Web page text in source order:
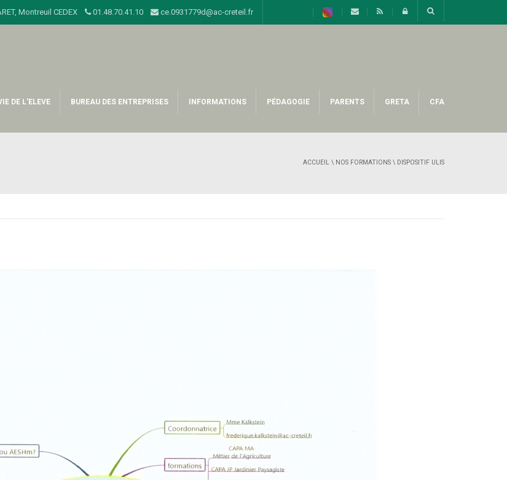
Montreuil CEDEX 01.48.70.41.10 ce.0931779d@ac-creteil.fr
DE L'ELEVE BUREAU DES ENTREPRISES INFORMATIONS PÉDAGOGIE PARENTS GRETA CFA
ACCUEIL \ NOS FORMATIONS \ DISPOSITIF ULIS